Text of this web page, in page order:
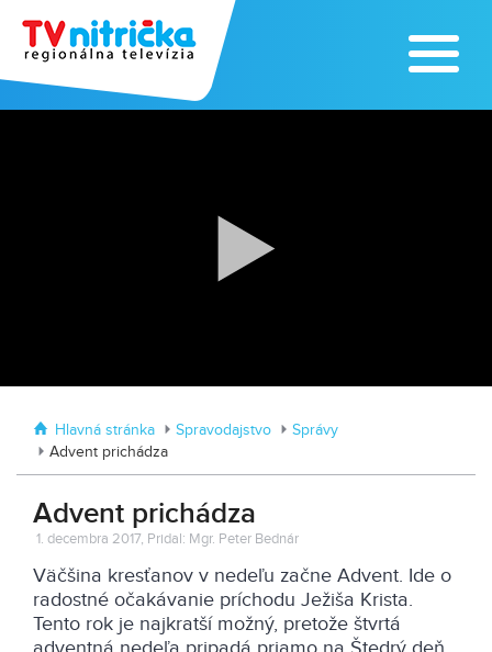
Tvrdošovciach
Hlavná stránka Spravodajstvo
Správy
Advent prichádza
Advent prichádza
1. decembra 2017, Pridal: Mgr. Peter Bednár
Väčšina kresťanov v nedeľu začne Advent. Ide o
radostné očakávanie príchodu Ježiša Krista.
Tento rok je najkratší možný, pretože štvrtá